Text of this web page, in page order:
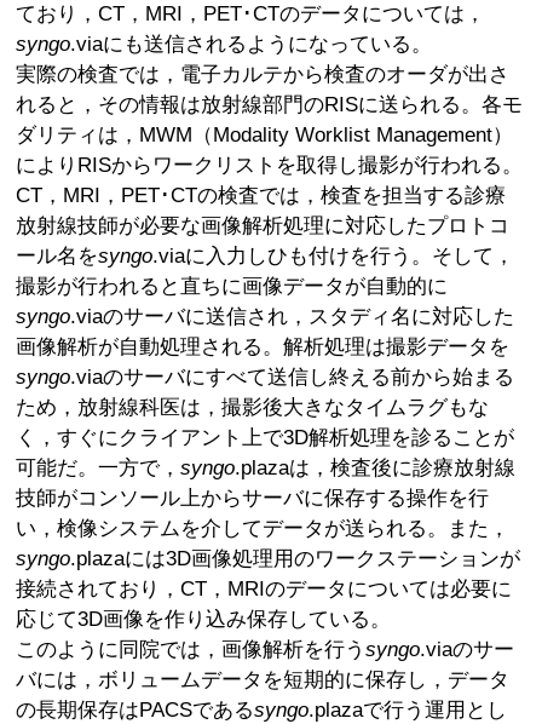
ており，CT，MRI，PET･CTのデータについては，
syngo.viaにも送信されるようになっている。
実際の検査では，電子カルテから検査のオーダが出さ
れると，その情報は放射線部門のRISに送られる。各モ
ダリティは，MWM（Modality Worklist Management）
によりRISからワークリストを取得し撮影が行われる。
CT，MRI，PET･CTの検査では，検査を担当する診療
放射線技師が必要な画像解析処理に対応したプロトコ
ール名をsyngo.viaに入力しひも付けを行う。そして，
撮影が行われると直ちに画像データが自動的に
syngo.viaのサーバに送信され，スタディ名に対応した
画像解析が自動処理される。解析処理は撮影データを
syngo.viaのサーバにすべて送信し終える前から始まる
ため，放射線科医は，撮影後大きなタイムラグもな
く，すぐにクライアント上で3D解析処理を診ることが
可能だ。一方で，syngo.plazaは，検査後に診療放射線
技師がコンソール上からサーバに保存する操作を行
い，検像システムを介してデータが送られる。また，
syngo.plazaには3D画像処理用のワークステーションが
接続されており，CT，MRIのデータについては必要に
応じて3D画像を作り込み保存している。
このように同院では，画像解析を行うsyngo.viaのサー
バには，ボリュームデータを短期的に保存し，データ
の長期保存はPACSであるsyngo.plazaで行う運用とし